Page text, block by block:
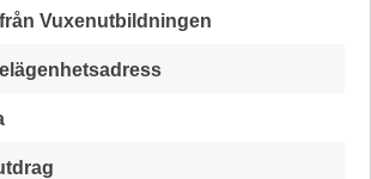
Vuxenutbildningen